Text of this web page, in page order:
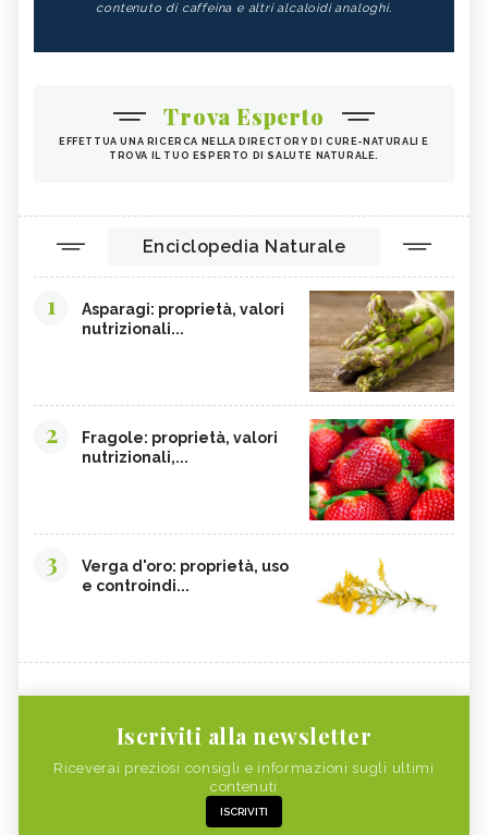
contenuto di caffeina e altri alcaloidi analoghi.
Trova Esperto
EFFETTUA UNA RICERCA NELLA DIRECTORY DI CURE-NATURALI E
TROVA IL TUO ESPERTO DI SALUTE NATURALE.
Enciclopedia Naturale
1
Asparagi: proprietà, valori
nutrizionali...
2
Fragole: proprietà, valori
nutrizionali,...
3
Verga d'oro: proprietà, uso
e controindi...
Iscriviti alla newsletter
Riceverai preziosi consigli e informazioni sugli ultimi
contenuti
ISCRIVITI